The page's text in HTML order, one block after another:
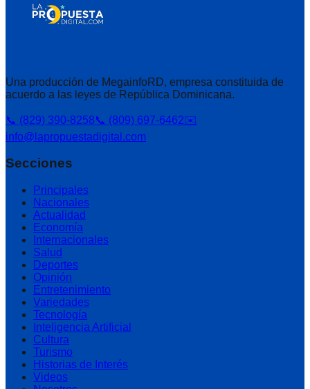
Una producción de MegainfoRD, empresa constituida de
acuerdo a las leyes de República Dominicana.
📞 (829) 390-8258📞 (809) 697-6462✉️
info@lapropuestadigital.com
Secciones
Principales
Nacionales
Actualidad
Economía
Internacionales
Salud
Deportes
Opinión
Entretenimiento
Variedades
Tecnología
Inteligencia Artificial
Cultura
Turismo
Historias de Interés
Videos